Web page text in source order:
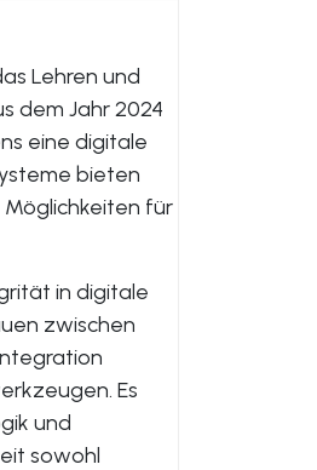
Lehren und
dem Jahr 2024
eine digitale
bieten
für
in digitale
zwischen
Es
und
sowohl